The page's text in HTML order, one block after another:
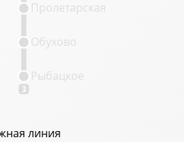
линия
3
Рыбацкое
Обухово
Пролетарская